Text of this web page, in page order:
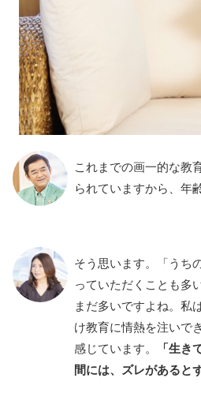
これまでの画一的な教
られていますから、年
そう思います。「うち
っていただくことも多
まだ多いですよね。私
け教育に情熱を注いで
感じています。
「生き
間には、ズレがあると